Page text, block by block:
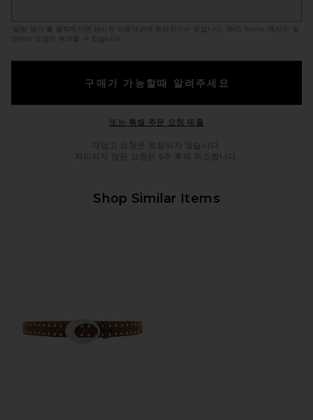
'알림 받기'를 클릭하시면 당사의 이용약관에 동의하시는 것입니다. SMS Terms
. 메시지 및
데이터 요금이 부과될 수 있습니다.
구매가 가능할때 알려주세요
또는 특별 주문 요청 제출Opens in a modal window
재입고 요청은 보장되지 않습니다.
처리되지 않은 요청은 6주 후에 취소됩니다.
Shop Similar Items